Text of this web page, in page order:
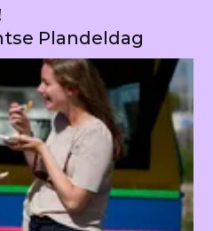
Plandeldag